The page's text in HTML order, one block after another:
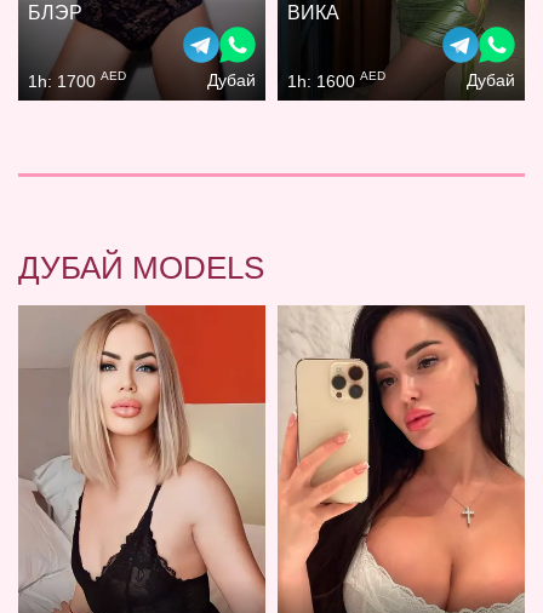
БЛЭР
1h: 1700 AED Дубай
ВИКА
1h: 1600 AED Дубай
ДУБАЙ MODELS